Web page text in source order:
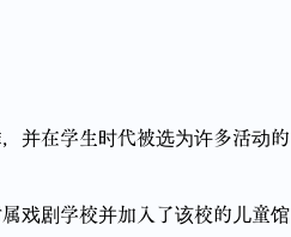
并在学生时代被选为许多活动的
戏剧学校并加入了该校的儿童馆